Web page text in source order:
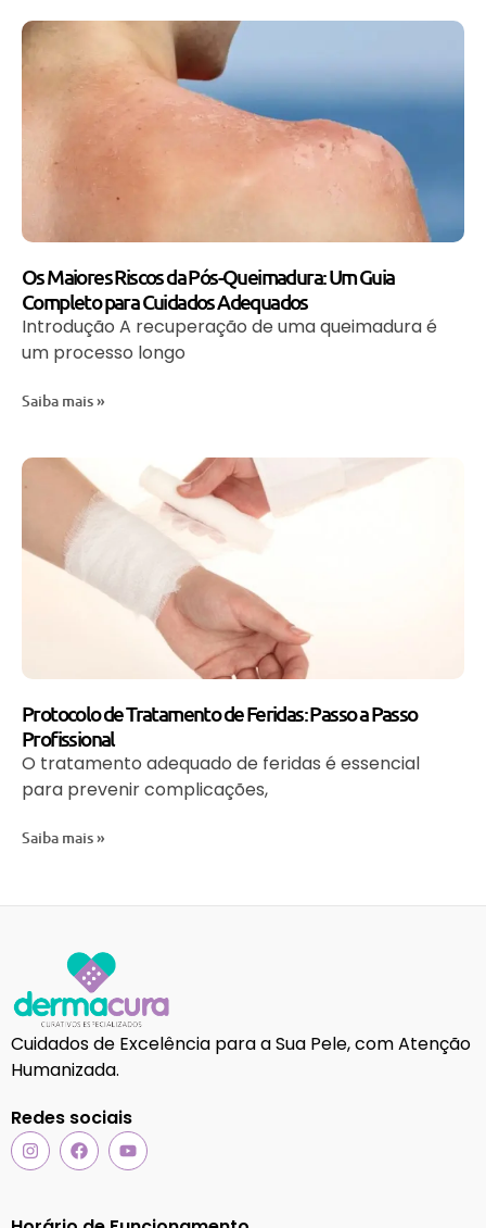
Os Maiores Riscos da Pós-Queimadura: Um Guia
Completo para Cuidados Adequados
Introdução A recuperação de uma queimadura é
um processo longo
Saiba mais »
Protocolo de Tratamento de Feridas: Passo a Passo
Profissional
O tratamento adequado de feridas é essencial
para prevenir complicações,
Saiba mais »
Cuidados de Excelência para a Sua Pele, com Atenção
Humanizada.
Redes sociais